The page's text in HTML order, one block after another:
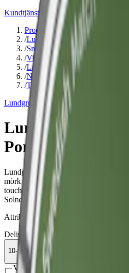
Kundtjänst
Varumärken
Produkter
/Lundgrens
/Snus
/Vit Portion
/Large
/Normal
/Traditionell
Lundgrens
Lundgrens
Portion
Lundgrens Solnedgång Vit Portion är
mörk och rökig tobakssmak, subtila
touch av bergamott. Limited edition
Solnedgång har utgått och går inte
Attribut
Delisted Large Lundgrens
10-pack
299,90 kr
Slut i lager
Välj antal dosor